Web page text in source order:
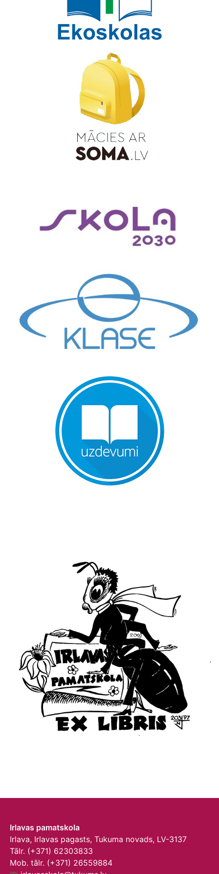
Irlavas pamatskola
Irlava, Irlavas pagasts, Tukuma novads, LV-3137
Tālr. (+371) 62303833
Mob. tālr. (+371) 26559884